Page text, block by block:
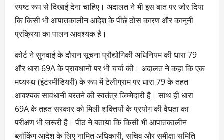
स्पष्ट रूप से दिखाई देना चाहिए। अदालत ने भी इस बात पर जोर दिया
कि किसी भी आपातकालीन आदेश के पीछे ठोस कारण और कानूनी
प्रक्रिया का पालन आवश्यक है।
कोर्ट ने सुनवाई के दौरान सूचना प्रौद्योगिकी अधिनियम की धारा 79
और धारा 69A के प्रावधानों पर भी चर्चा की। अदालत ने कहा कि एक
मध्यस्थ (इंटरमीडियरी) के रूप में टेलीग्राम पर धारा 79 के तहत
आवश्यक सावधानी बरतने की स्वतंत्र जिम्मेदारी है। साथ ही धारा
69A के तहत सरकार को मिली शक्तियों के प्रयोग की वैधता का
परीक्षण भी जरूरी है। पीठ ने बताया कि किसी भी आपातकालीन
ब्लॉकिंग आदेश के लिए नामित अधिकारी, सचिव और समीक्षा समिति